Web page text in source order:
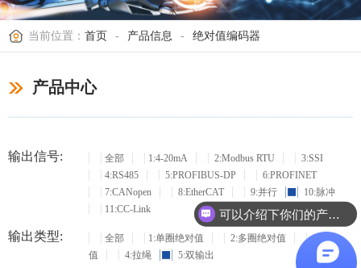
当前位置： 首页 - 产品信息 - 绝对值编码器
产品中心
输出信号: 全部 1:4-20mA 2:Modbus RTU
3:SSI
4:RS485
5:PROFIBUS-DP
6:PROFINET
7:CANopen
8:EtherCAT 9:并行
10:脉冲
11:CC-Link
输出类型: 全部 1:单圈绝对值 2:多圈绝对值
3:增量
值
4:拉绳 5:双输出
可以介绍下你们的产品么？